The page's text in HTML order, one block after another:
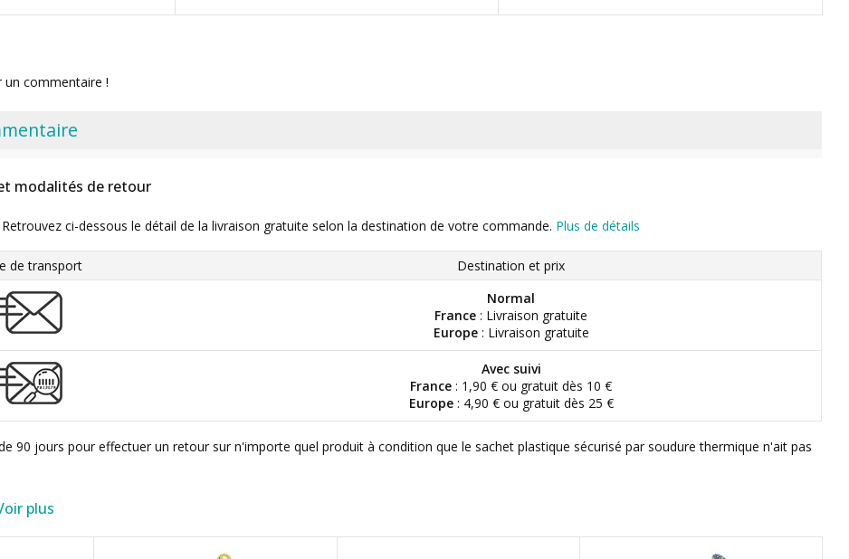
un commentaire !
modalités de retour
Retrouvez ci-dessous le détail de la livraison gratuite selon la destination de votre commande. Plus de détails
de transport
Destination et prix
Normal
France : Livraison gratuite
Europe: Livraison gratuite
Avec suivi
France : 1,90 € ou gratuit dès 10 €
Europe: 4,90 € ou gratuit dès 25 €
90 jours pour effectuer un retour sur n'importe quel produit à condition que le sachet plastique sécurisé par soudure thermique n'ait pas
plus